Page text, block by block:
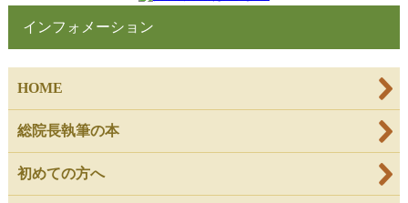
インフォメーション
HOME
総院長執筆の本
初めての方へ